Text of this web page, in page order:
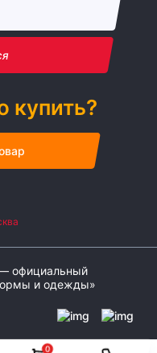
0
купить?
официальный
и одежды»